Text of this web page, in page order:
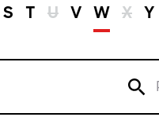
S T U V W X Y